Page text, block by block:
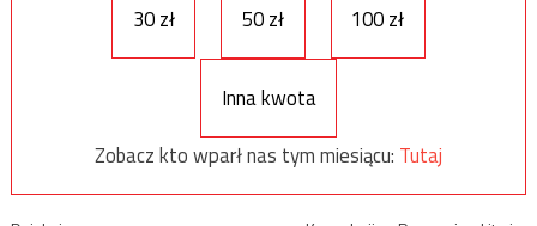
30 zł
50 zł 100 zł
Inna kwota
Zobacz kto wparł nas tym miesiącu: Tutaj